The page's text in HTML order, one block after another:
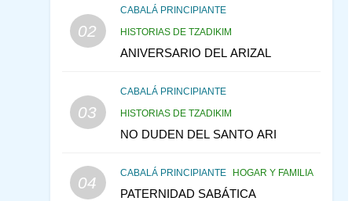
02
CABALÁ PRINCIPIANTE
HISTORIAS DE TZADIKIM
ANIVERSARIO DEL ARIZAL
03
CABALÁ PRINCIPIANTE
HISTORIAS DE TZADIKIM
NO DUDEN DEL SANTO ARI
04
CABALÁ PRINCIPIANTE HOGAR Y FAMILIA
PATERNIDAD SABÁTICA
CABALÁ Y JASIDUT: EL
CONSEJO DE LOS
PADRES
PENSAMIENTO JUDÍO
146
DEL TEMPLO Y LA
ALEGRÍA EN MEDIO DE
MES DE MENAJEM AV
147
VEAMOS ¿POR QUÉ